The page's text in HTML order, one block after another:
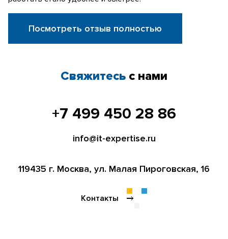
Посмотреть отзыв полностью
Свяжитесь с нами
+7 499 450 28 86
info@it-expertise.ru
119435 г. Москва, ул. Малая Пироговская, 16
Контакты